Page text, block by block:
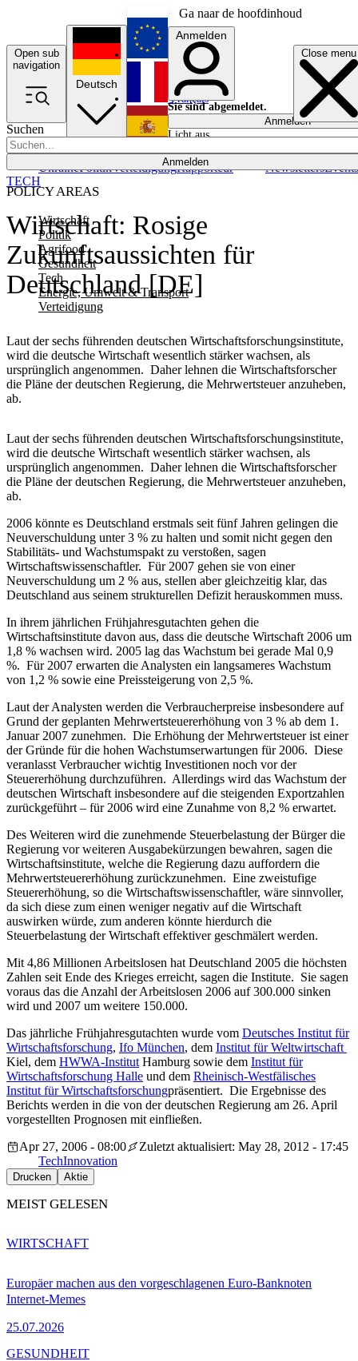
Ga naar de hoofdinhoud
Open sub
navigation
Close menu
Suchen
Anmelden
POLICY AREAS
Wirtschaft
Politik
Agrifood
Gesundheit
Tech
Energie, Umwelt & Transport
Verteidigung
UkrainePolitikVerteidigungRapporteur NewslettersEvents
Deutsch
English
Français
Anmelden
Sie sind abgemeldet.
Anmelden
Licht aus
Wirtschaft: Rosige
Zukunftsaussichten für
Deutschland [DE]
Laut der sechs führenden deutschen Wirtschaftsforschungsinstitute,
wird die deutsche Wirtschaft wesentlich stärker wachsen, als
ursprünglich angenommen. Daher lehnen die Wirtschaftsforscher
die Pläne der deutschen Regierung, die Mehrwertsteuer anzuheben,
ab.
TECH
Laut der sechs führenden deutschen Wirtschaftsforschungsinstitute,
wird die deutsche Wirtschaft wesentlich stärker wachsen, als
ursprünglich angenommen. Daher lehnen die Wirtschaftsforscher
die Pläne der deutschen Regierung, die Mehrwertsteuer anzuheben,
ab.
2006 könnte es Deutschland erstmals seit fünf Jahren gelingen die
Neuverschuldung unter 3 % zu halten und somit nicht gegen den
Stabilitäts- und Wachstumspakt zu verstoßen, sagen
Wirtschaftswissenschaftler. Für 2007 gehen sie von einer
Neuverschuldung um 2 % aus, stellen aber gleichzeitig klar, das
Deutschland aus seinem strukturellen Defizit herauskommen muss.
In ihrem jährlichen Frühjahresgutachten gehen die
Wirtschaftsinstitute davon aus, dass die deutsche Wirtschaft 2006 um
1,8 % wachsen wird. 2005 lag das Wachstum bei gerade Mal 0,9
%. Für 2007 erwarten die Analysten ein langsameres Wachstum
von 1,2 % sowie eine Preissteigerung von 2,5 %.
Laut der Analysten werden die Verbraucherpreise insbesondere auf
Grund der geplanten Mehrwertsteuererhöhung von 3 % ab dem 1.
Januar 2007 zunehmen. Die Erhöhung der Mehrwertsteuer ist einer
der Gründe für die hohen Wachstumserwartungen für 2006. Diese
veranlasst Verbraucher wichtig Investitionen noch vor der
Steuererhöhung durchzuführen. Allerdings wird das Wachstum der
deutschen Wirtschaft insbesondere auf die steigenden Exportzahlen
zurückgeführt – für 2006 wird eine Zunahme von 8,2 % erwartet.
Des Weiteren wird die zunehmende Steuerbelastung der Bürger die
Regierung vor weiteren Ausgabekürzungen bewahren, sagen die
Wirtschaftsinstitute, welche die Regierung dazu auffordern die
Mehrwertsteuererhöhung zurückzunehmen. Eine zweistufige
Steuererhöhung, so die Wirtschaftswissenschaftler, wäre sinnvoller,
da sich diese zum einen weniger negativ auf die Wirtschaft
auswirken würde, zum anderen könnte hierdurch die
Steuerbelastung der Wirtschaft effektiver geschmälert werden.
Mit 4,86 Millionen Arbeitslosen hat Deutschland 2005 die höchsten
Zahlen seit Ende des Krieges erreicht, sagen die Institute. Sie sagen
voraus das die Anzahl der Arbeitslosen 2006 auf 300.000 sinken
wird und 2007 um weitere 150.000.
Das jährliche Frühjahresgutachten wurde vom Deutsches Institut für
Wirtschaftsforschung, Ifo München, dem Institut für Weltwirtschaft
Kiel, dem HWWA-Institut Hamburg sowie dem Institut für
Wirtschaftsforschung Halle und dem Rheinisch-Westfälisches
Institut für Wirtschaftsforschungpräsentiert. Die Ergebnisse des
Berichts werden in die von der deutschen Regierung am 26. April
vorgestellten Prognosen mit einfließen.
Apr 27, 2006 - 08:00
Zuletzt aktualisiert: May 28, 2012 - 17:45
TechInnovation
Drucken Aktie
MEIST GELESEN
Europäer machen aus den vorgeschlagenen Euro-Banknoten
Internet-Memes
25.07.2026
WIRTSCHAFT
GESUNDHEIT